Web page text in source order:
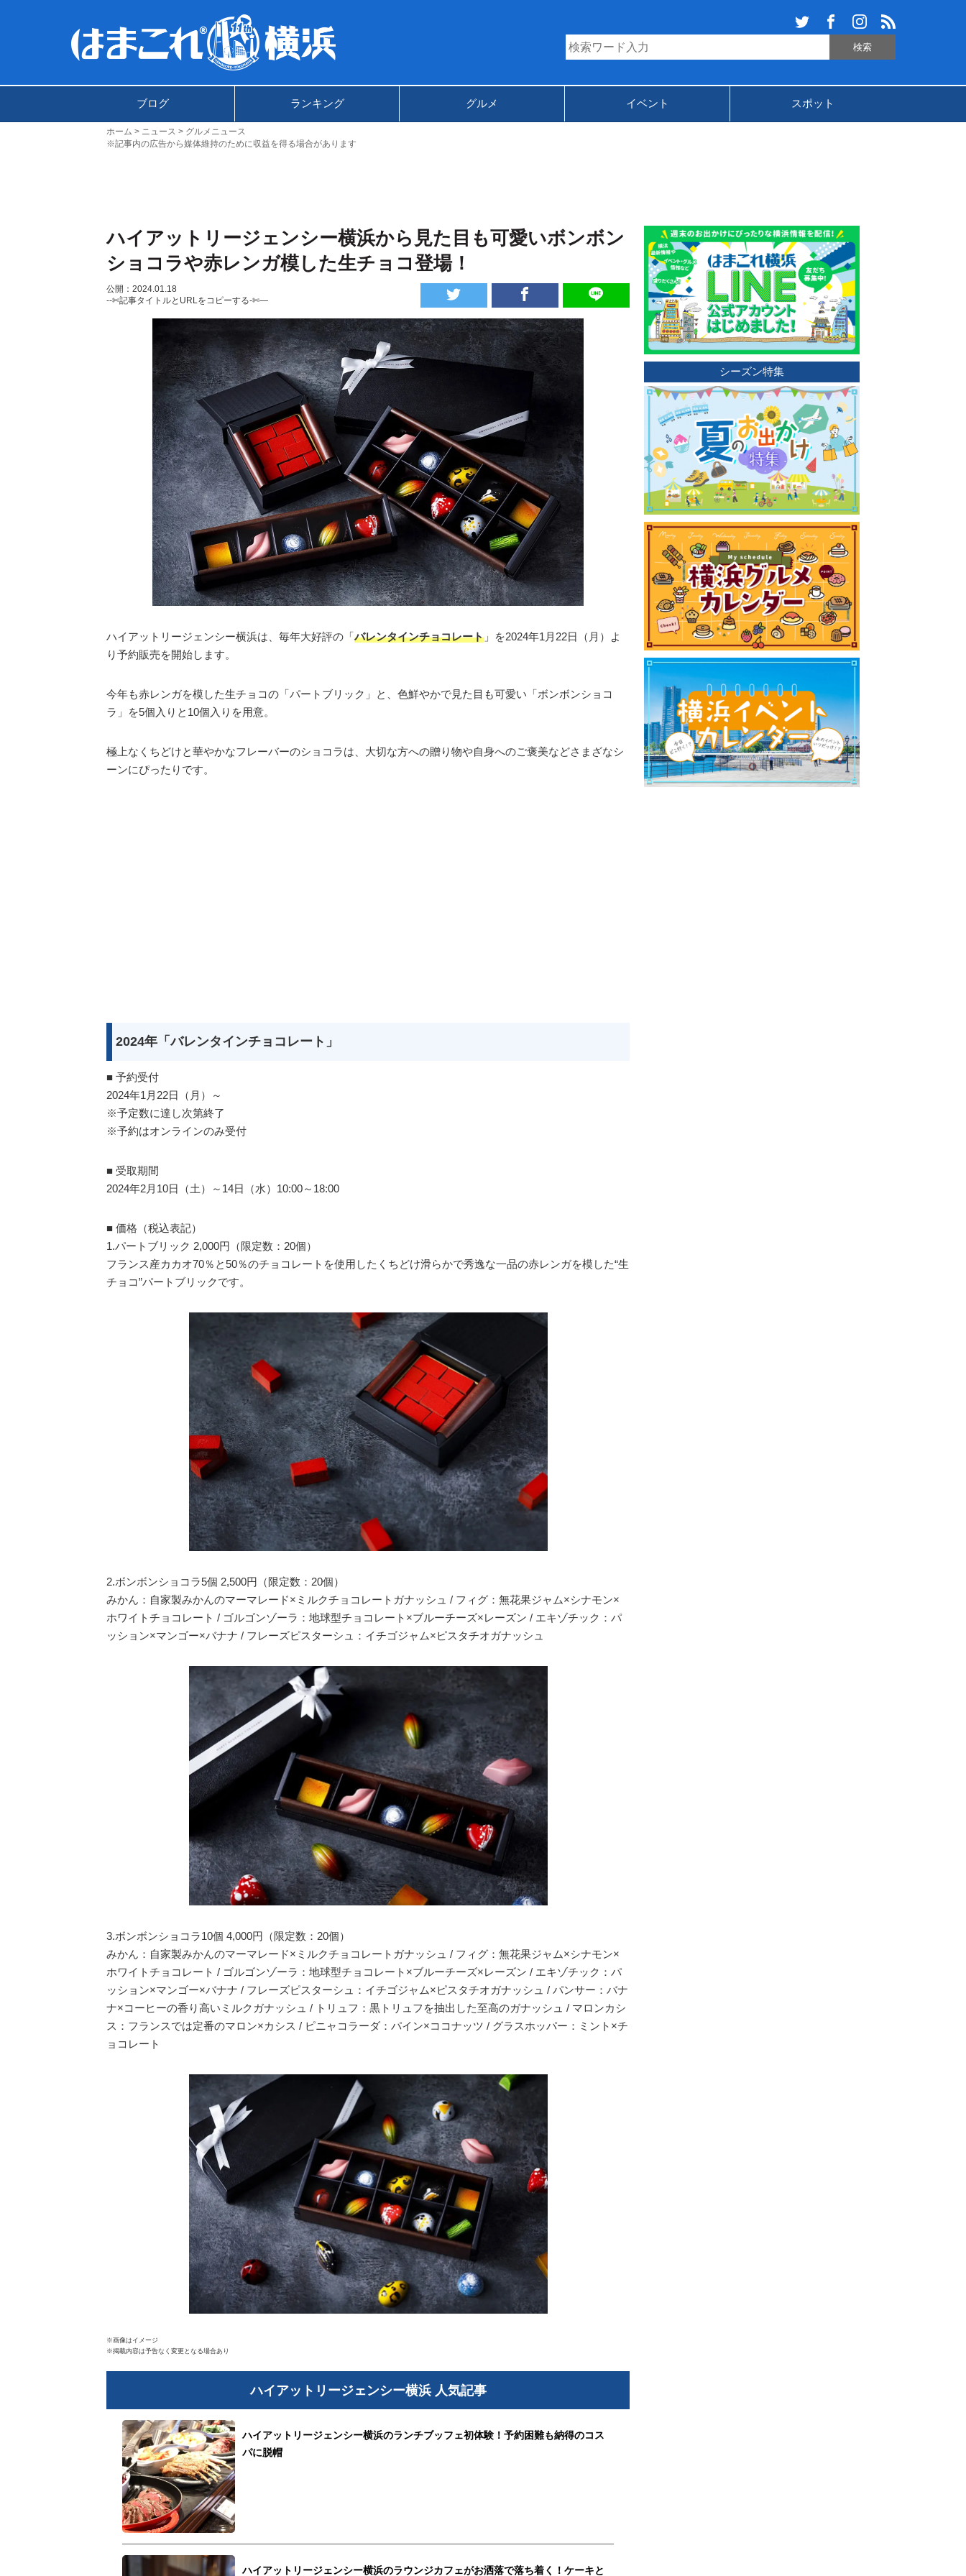
ブログ ランキング グルメ イベント スポット
ホーム ニュース
グルメニュース
※記事内の広告から媒体維持のために収益を得る場合があります
ハイアットリージェンシー横浜から見た目も可愛いボンボン
ショコラや赤レンガ模した生チョコ登場！
公開：2024.01.18
--✄記事タイトルとURLをコピーする-✄—
ハイアットリージェンシー横浜は、毎年大好評の「バレンタインチョコレート 」を2024年1月22日（月）よ
り予約販売を開始します。
今年も赤レンガを模した生チョコの「パートブリック」と、色鮮やかで見た目も可愛い「ボンボンショコ
ラ」を5個入りと10個入りを用意。
極上なくちどけと華やかなフレーバーのショコラは、大切な方への贈り物や自身へのご褒美などさまざなシ
ーンにぴったりです。
2024年「バレンタインチョコレート」
■ 予約受付
2024年1月22日（月）～
※予定数に達し次第終了
※予約はオンラインのみ受付
■ 受取期間
2024年2月10日（土）～14日（水）10:00～18:00
■ 価格（税込表記）
1.パートブリック 2,000円（限定数：20個）
フランス産カカオ70％と50％のチョコレートを使用したくちどけ滑らかで秀逸な一品の赤レンガを模した“生
チョコ”パートブリックです。
2.ボンボンショコラ5個 2,500円（限定数：20個）
みかん：自家製みかんのマーマレード×ミルクチョコレートガナッシュ / フィグ：無花果ジャム×シナモン×
ホワイトチョコレート / ゴルゴンゾーラ：地球型チョコレート×ブルーチーズ×レーズン / エキゾチック：パ
ッション×マンゴー×バナナ / フレーズピスターシュ：イチゴジャム×ピスタチオガナッシュ
3.ボンボンショコラ10個 4,000円（限定数：20個）
みかん：自家製みかんのマーマレード×ミルクチョコレートガナッシュ / フィグ：無花果ジャム×シナモン×
ホワイトチョコレート / ゴルゴンゾーラ：地球型チョコレート×ブルーチーズ×レーズン / エキゾチック：パ
ッション×マンゴー×バナナ / フレーズピスターシュ：イチゴジャム×ピスタチオガナッシュ / パンサー：バナ
ナ×コーヒーの香り高いミルクガナッシュ / トリュフ：黒トリュフを抽出した至高のガナッシュ / マロンカシ
ス：フランスでは定番のマロン×カシス / ピニャコラーダ：パイン×ココナッツ / グラスホッパー：ミント×チ
ョコレート
※画像はイメージ
※掲載内容は予告なく変更となる場合あり
ハイアットリージェンシー横浜 人気記事
ハイアットリージェンシー横浜のランチブッフェ初体験！予約困難も納得のコス
パに脱帽
ハイアットリージェンシー横浜のラウンジカフェがお洒落で落ち着く！ケーキと
シーズン特集